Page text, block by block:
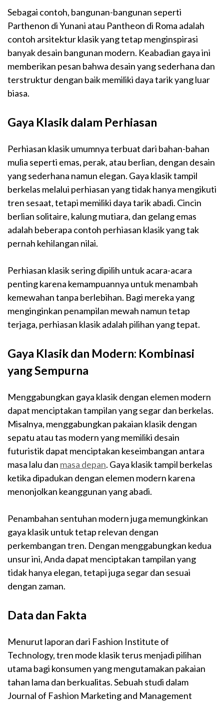
Sebagai contoh, bangunan-bangunan seperti
Parthenon di Yunani atau Pantheon di Roma adalah
contoh arsitektur klasik yang tetap menginspirasi
banyak desain bangunan modern. Keabadian gaya ini
memberikan pesan bahwa desain yang sederhana dan
terstruktur dengan baik memiliki daya tarik yang luar
biasa.
Gaya Klasik dalam Perhiasan
Perhiasan klasik umumnya terbuat dari bahan-bahan
mulia seperti emas, perak, atau berlian, dengan desain
yang sederhana namun elegan. Gaya klasik tampil
berkelas melalui perhiasan yang tidak hanya mengikuti
tren sesaat, tetapi memiliki daya tarik abadi. Cincin
berlian solitaire, kalung mutiara, dan gelang emas
adalah beberapa contoh perhiasan klasik yang tak
pernah kehilangan nilai.
Perhiasan klasik sering dipilih untuk acara-acara
penting karena kemampuannya untuk menambah
kemewahan tanpa berlebihan. Bagi mereka yang
menginginkan penampilan mewah namun tetap
terjaga, perhiasan klasik adalah pilihan yang tepat.
Gaya Klasik dan Modern: Kombinasi
yang Sempurna
Menggabungkan gaya klasik dengan elemen modern
dapat menciptakan tampilan yang segar dan berkelas.
Misalnya, menggabungkan pakaian klasik dengan
sepatu atau tas modern yang memiliki desain
futuristik dapat menciptakan keseimbangan antara
masa lalu dan masa depan. Gaya klasik tampil berkelas
ketika dipadukan dengan elemen modern karena
menonjolkan keanggunan yang abadi.
Penambahan sentuhan modern juga memungkinkan
gaya klasik untuk tetap relevan dengan
perkembangan tren. Dengan menggabungkan kedua
unsur ini, Anda dapat menciptakan tampilan yang
tidak hanya elegan, tetapi juga segar dan sesuai
dengan zaman.
Data dan Fakta
Menurut laporan dari Fashion Institute of
Technology, tren mode klasik terus menjadi pilihan
utama bagi konsumen yang mengutamakan pakaian
tahan lama dan berkualitas. Sebuah studi dalam
Journal of Fashion Marketing and Management